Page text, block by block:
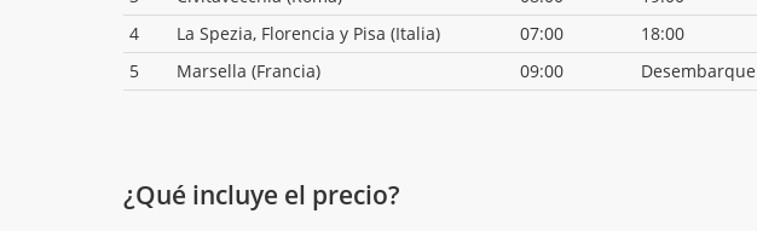
4
La Spezia, Florencia y Pisa (Italia) 07:00
18:00
5
Marsella (Francia) 09:00 Desembarque
¿Qué incluye el precio?